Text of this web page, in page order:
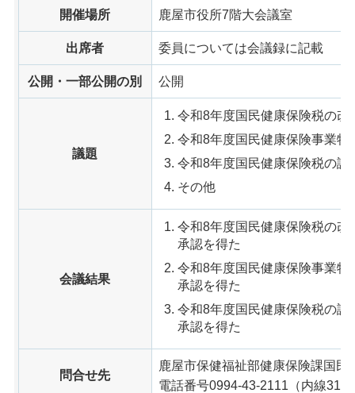
開催場所 鹿屋市役所7階大会議室
出席者 委員については会議録に記載
公開・一部公開の別 公開
議題
令和8年度国民健康保険税の改
令和8年度国民健康保険事業
令和8年度国民健康保険税の課
その他
会議結果
令和8年度国民健康保険税の改
承認を得た
令和8年度国民健康保険事業
承認を得た
令和8年度国民健康保険税の課
承認を得た
問合せ先
鹿屋市保健福祉部健康保険課国民
電話番号0994-43-2111（内線